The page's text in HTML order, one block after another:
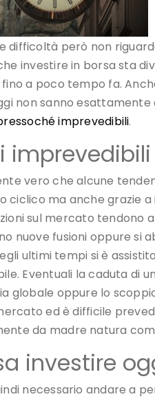
difficoltà però non
investire in borsa sta
a poco tempo fa.
non sanno
imprevedibili.
vero che alcune
ciclico ma anche grazie
sul mercato tendono
nuove fusioni oppure si
ultimi tempi si è
Eventuali la caduta di
globale oppure lo
ed è difficile
da madre natura
investire
necessario andare a